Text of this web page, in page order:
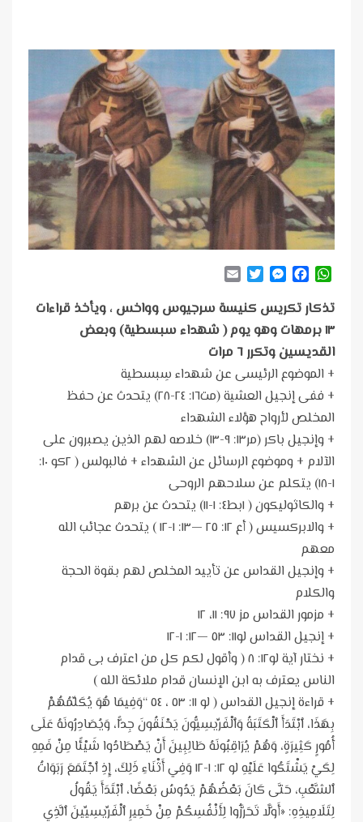
WhatsApp
Facebook
Messenger
Twitter
تذكار تكريس كنيسة سرجيوس وواخس ، ويأخذ قراءات
١٣ برمهات وهو يوم ( شهداء سبسطية) وبعض
القديسين وتكرر ٦ مرات
+ الموضوع الرئيسى عن شهداء سِبسطية
+ ففى إنجيل العشية (مت١٦: ٢٤-٢٨) يتحدث عن حفظ
المخلص لأرواح هؤلاء الشهداء
+ وإنجيل باكر (مر١٣: ٩-١٣) خلاصه لهم الذين يصبرون على
الآلام + وموضوع الرسائل عن الشهداء + فالبولس ( ٢كو ١٠:
١-١٨) يتكلم عن سلاحهم الروحى
+ والكاثوليكون ( ١بط٤: ١-١١) يتحدث عن برهم
+ والابركسيس ( أع ١٢: ٢٥ —١٣: ١-١٢ ) يتحدث عجائب الله
معهم
+ وإنجيل القداس عن تأييد المخلص لهم بقوة الحجة
والكلام
+ مزمور القداس مز ٩٧: ١١، ١٢
+ إنجيل القداس لو١١: ٥٣ —١٢: ١-١٢
+ نختار آية لو١٢: ٨ ( وأقول لكم كل من اعترف بى قدام
الناس يعترف به ابن الإنسان قدام ملائكة الله )
+ قراءة إنجيل القداس ( لو ١١: ٥٣ ، ٥٤ “وَفِيمَا هُوَ يُكَلِّمُهُمْ
بِهَذَا، ٱبْتَدَأَ ٱلْكَتَبَةُ وَٱلْفَرِّيسِيُّونَ يَحْنَقُونَ جِدًّا، وَيُصَادِرُونَهُ عَلَى
أُمُورٍ كَثِيرَةٍ، وَهُمْ يُرَاقِبُونَهُ طَالِبِينَ أَنْ يَصْطَادُوا شَيْئًا مِنْ فَمِهِ
لِكَيْ يَشْتَكُوا عَلَيْهِ لو ١٢: ١-١٢ وَفِي أَثْنَاءِ ذَلِكَ، إِذِ ٱجْتَمَعَ رَبَوَاتُ
ٱلشَّعْبِ، حَتَّى كَانَ بَعْضُهُمْ يَدُوسُ بَعْضًا، ٱبْتَدَأَ يَقُولُ
لِتَلَامِيذِهِ: «أَوَّلًا تَحَرَّزُوا لِأَنْفُسِكُمْ مِنْ خَمِيرِ ٱلْفَرِّيسِيِّينَ ٱلَّذِي